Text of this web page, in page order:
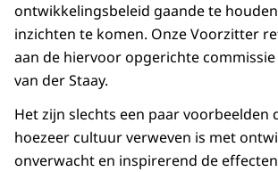
ontwikkelingsbeleid gaande te
inzichten te komen. Onze Voorzitter
aan de hiervoor opgerichte
van der Staay.
Het zijn slechts een paar voorbeelden
hoezeer cultuur verweven is met
onverwacht en inspirerend de